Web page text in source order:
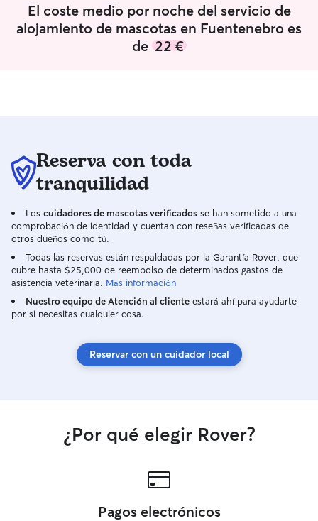
El coste medio por noche del servicio de
alojamiento de mascotas en Fuentenebro es
de 22 €
Reserva con toda
tranquilidad
Los cuidadores de mascotas verificados se han sometido a una
comprobación de identidad y cuentan con reseñas verificadas de
otros dueños como tú.
Todas las reservas están respaldadas por la Garantía Rover, que
cubre hasta $25,000 de reembolso de determinados gastos de
asistencia veterinaria. Más información
Nuestro equipo de Atención al cliente estará ahí para ayudarte
por si necesitas cualquier cosa.
Reservar con un cuidador local
¿Por qué elegir Rover?
Pagos electrónicos